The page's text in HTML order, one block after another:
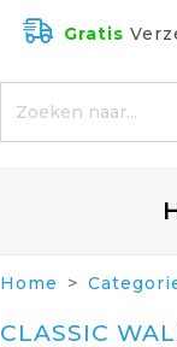
Gratis
Home
CLASSIC